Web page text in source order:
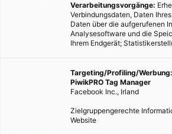
Verarbeitungsvorgänge:
Verbindungsdaten, Daten
Daten über die aufgerufenen
Analysesoftware und die
Ihrem Endgerät;
Targeting/Profiling/
PiwikPRO Tag Manager
Facebook Inc., Irland
Zielgruppengerechte
Website